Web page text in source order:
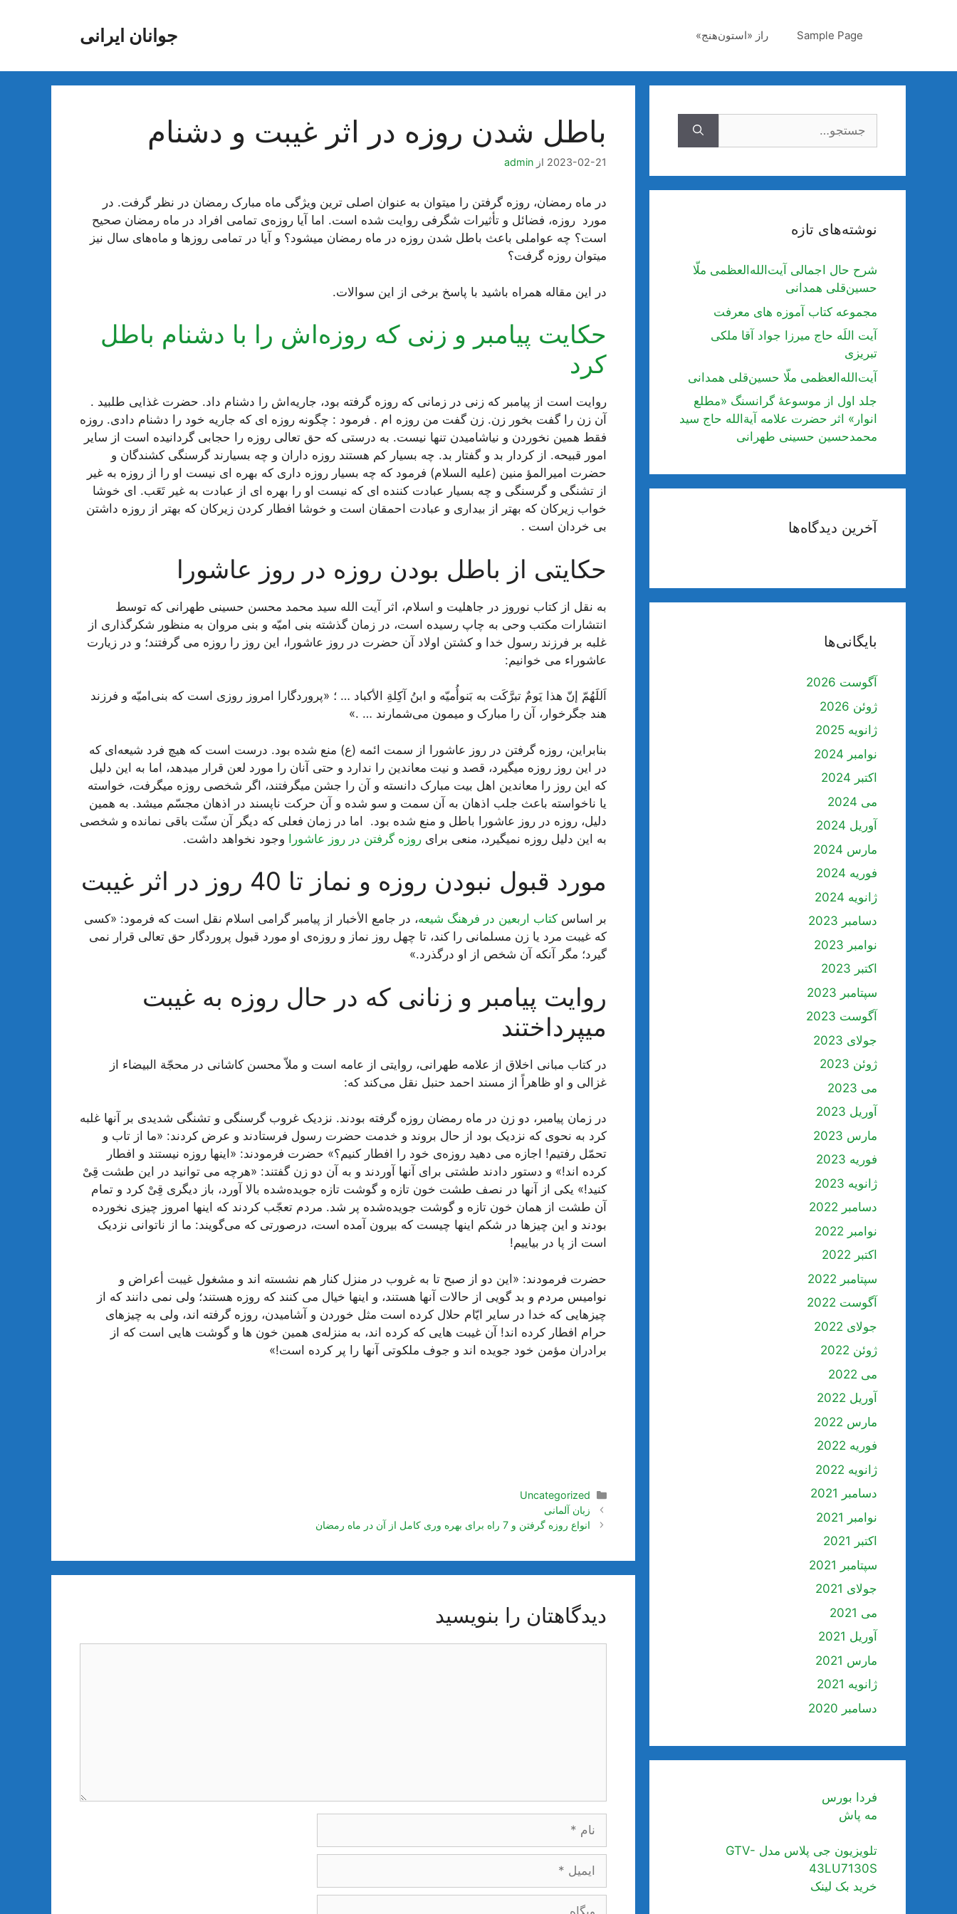
جوانان ایرانی Sample Page راز «استون‌هنج»
باطل شدن روزه در اثر غیبت و دشنام
2023-02-21 از admin
در ماه رمضان، روزه گرفتن را میتوان به عنوان اصلی ترین ویژگی ماه مبارک رمضان در نظر گرفت. در
مورد روزه، فضائل و تأثیرات شگرفی روایت شده است. اما آیا روزه‌ی تمامی افراد در ماه رمضان صحیح
است؟ چه عواملی باعث باطل شدن روزه در ماه رمضان میشود؟ و آیا در تمامی روزها و ماه‌های سال نیز
میتوان روزه گرفت؟
در این مقاله همراه باشید با پاسخ برخی از این سوالات.
حکایت پیامبر و زنی که روزه‌اش را با دشنام باطل
کرد
روایت است از پیامبر که زنى در زمانی که روزه گرفته بود، جاریه‌اش را دشنام داد. حضرت غذایی طلبید .
آن زن را گفت بخور زن. زن گفت من روزه ام . فرمود : چگونه روزه اى که جاریه خود را دشنام دادى. روزه
فقط همین نخوردن و نیاشامیدن تنها نیست. به درستى که حق تعالى روزه را حجابى گردانیده است از سایر
امور قبیحه. از کردار بد و گفتار بد. چه بسیار کم هستند روزه داران و چه بسیارند گرسنگى کشندگان و
حضرت امیرالمؤ منین (علیه السلام) فرمود که چه بسیار روزه دارى که بهره اى نیست او را از روزه به غیر
از تشنگى و گرسنگى و چه بسیار عبادت کننده اى که نیست او را بهره اى از عبادت به غیر تَعَب. اى خوشا
خواب زیرکان که بهتر از بیدارى و عبادت احمقان است و خوشا افطار کردن زیرکان که بهتر از روزه داشتن
بى خردان است .
حکایتی از باطل بودن روزه در روز عاشورا
به نقل از کتاب نوروز در جاهلیت و اسلام، اثر آیت الله سید محمد محسن حسینی طهرانی که توسط
انتشارات مکتب وحی به چاپ رسیده است، در زمان گذشته بنی امیّه و بنی مروان به منظور شکرگذاری از
غلبه بر فرزند رسول خدا و کشتن اولاد آن حضرت در روز عاشورا، این روز را روزه می گرفتند؛ و در زیارت
عاشوراء می خوانیم:
اَللَهُمّ إنّ هذا یَومٌ تبرَّکَت به بَنوأُمیّه و ابنُ آکِلةِ الأکباد … ؛ «پروردگارا امروز روزی است که بنی‌امیّه و فرزند
هند جگرخوار، آن را مبارک و میمون می‌شمارند … .»
بنابراین، روزه گرفتن در روز عاشورا از سمت ائمه (ع) منع شده بود. درست است که هیچ فرد شیعه‌ای که
در این روز روزه میگیرد، قصد و نیت معاندین را ندارد و حتی آنان را مورد لعن قرار میدهد، اما به این دلیل
که این روز را معاندین اهل بیت مبارک دانسته و آن را جشن میگرفتند، اگر شخصی روزه میگرفت، خواسته
یا ناخواسته باعث جلب اذهان به آن سمت و سو شده و آن حرکت ناپسند در اذهان مجسّم میشد. به همین
دلیل، روزه در روز عاشورا باطل و منع شده بود. اما در زمان فعلی که دیگر آن سنّت باقی نمانده و شخصی
به این دلیل روزه نمیگیرد، منعی برای روزه گرفتن در روز عاشورا وجود نخواهد داشت.
مورد قبول نبودن روزه و نماز تا 40 روز در اثر غیبت
بر اساس کتاب اربعین در فرهنگ شیعه، در جامع الأخبار از پیامبر گرامی اسلام نقل است که فرمود: «کسی
که غیبت مرد یا زن مسلمانی را کند، تا چهل روز نماز و روزه‌ی او مورد قبول پروردگار حق تعالی قرار نمی
گیرد؛ مگر آنکه آن شخص از او درگذرد.»
روایت پیامبر و زنانی که در حال روزه به غیبت
میپرداختند
در کتاب مبانی اخلاق از علامه طهرانی، روایتی از عامه است و ملاّ محسن کاشانی در محجّة البیضاء از
غزالی و او ظاهراً از مسند احمد حنبل نقل می‌کند که:
در زمان پیامبر، دو زن در ماه رمضان روزه گرفته بودند. نزدیک غروب گرسنگی و تشنگی شدیدی بر آنها غلبه
کرد به نحوی که نزدیک بود از حال بروند و خدمت حضرت رسول فرستادند و عرض کردند: «ما از تاب و
تحمّل رفتیم! اجازه می دهید روزه‌ی خود را افطار کنیم؟» حضرت فرمودند: «اینها روزه نیستند و افطار
کرده اند!» و دستور دادند طشتی برای آنها آوردند و به آن دو زن گفتند: «هرچه می توانید در این طشت قِیْ
کنید!» یکی از آنها در نصف طشت خون تازه و گوشت تازه جویده‌شده بالا آورد، باز دیگری قِیْ کرد و تمام
آن طشت از همان خون تازه و گوشت جویده‌شده پر شد. مردم تعجّب کردند که اینها امروز چیزی نخورده
بودند و این چیزها در شکم اینها چیست که بیرون آمده است، درصورتی که می‌گویند: ما از ناتوانی نزدیک
است از پا در بیاییم!
حضرت فرمودند: «این دو از صبح تا به غروب در منزل کنار هم نشسته اند و مشغول غیبت أعراض و
نوامیس مردم و بد گویی از حالات آنها هستند، و اینها خیال می کنند که روزه هستند؛ ولی نمی دانند که از
چیزهایی که خدا در سایر ایّام حلال کرده است مثل خوردن و آشامیدن، روزه گرفته اند، ولی به چیزهای
حرام افطار کرده اند! آن غیبت هایی که کرده اند، به منزله‌ی همین خون ها و گوشت هایی است که از
برادران مؤمن خود جویده اند و جوف ملکوتی آنها را پر کرده است!»
دسته‌ها
Uncategorized
ناوبری
نوشته‌ها
زبان آلمانی
انواع روزه گرفتن و 7 راه برای بهره وری کامل از آن در ماه رمضان
دیدگاهتان را بنویسید
ایمیل
وبگاه
نوشته‌های تازه
شرح حال اجمالی آیت‌الله‌العظمی ملّا
حسین‌قلی همدانی
مجموعه کتاب آموزه های معرفت
آیت اللَه حاج میرزا جواد آقا ملکی
تبریزی
آیت‌الله‌العظمی ملّا حسین‌قلی همدانی
جلد اول از موسوعۀ گرانسنگ «مطلع
انوار» اثر حضرت علامه آیة‌الله حاج سید
محمدحسین حسینی طهرانی
آخرین دیدگاه‌ها
بایگانی‌ها
آگوست 2026
ژوئن 2026
ژانویه 2025
نوامبر 2024
اکتبر 2024
می 2024
آوریل 2024
مارس 2024
فوریه 2024
ژانویه 2024
دسامبر 2023
نوامبر 2023
اکتبر 2023
سپتامبر 2023
آگوست 2023
جولای 2023
ژوئن 2023
می 2023
آوریل 2023
مارس 2023
فوریه 2023
ژانویه 2023
دسامبر 2022
نوامبر 2022
اکتبر 2022
سپتامبر 2022
آگوست 2022
جولای 2022
ژوئن 2022
می 2022
آوریل 2022
مارس 2022
فوریه 2022
ژانویه 2022
دسامبر 2021
نوامبر 2021
اکتبر 2021
سپتامبر 2021
جولای 2021
می 2021
آوریل 2021
مارس 2021
ژانویه 2021
دسامبر 2020
فردا بورس
مه پاش
تلویزیون جی پلاس مدل GTV-
43LU7130S
خرید بک لینک